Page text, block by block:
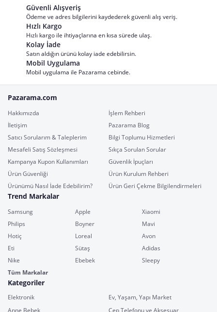
Güvenli Alışveriş
Ödeme ve adres bilgilerini kaydederek güvenli alış veriş.
Hızlı Kargo
Hızlı kargo ile ihtiyaçlarına en kısa sürede ulaş.
Kolay İade
Satın aldığın ürünü kolay iade edebilirsin.
Mobil Uygulama
Mobil uygulama ile Pazarama cebinde.
Pazarama.com
Hakkımızda
İşlem Rehberi
İletişim
Pazarama Blog
Satıcı Sorularım & Taleplerim
Bilgi Toplumu Hizmetleri
Mesafeli Satış Sözleşmesi
Sıkça Sorulan Sorular
Kampanya Kupon Kullanımları
Güvenlik İpuçları
Ürün Güvenliği
Ürün Kurulum Rehberi
Ürünümü Nasıl İade Edebilirim?
Ürün Geri Çekme Bilgilendirmeleri
Trend Markalar
Samsung Apple
Xiaomi
Philips
Boyner
Mavi
Hotiç
Loreal
Avon
Eti
Sütaş
Adidas
Nike
Ebebek
Sleepy
Tüm Markalar
Kategoriler
Elektronik
Ev, Yaşam, Yapı Market
Anne Bebek
Cep Telefonu ve Aksesuar